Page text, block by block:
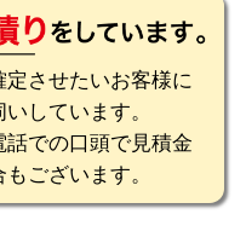
させたいお客様に
しています。
での口頭で見積金
ございます。